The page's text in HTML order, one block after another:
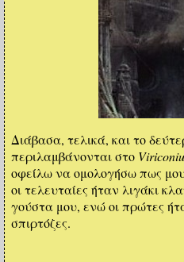
Διάβασα, τελικά, και το
περιλαμβάνονται στο
οφείλω να ομολογήσω πως
οι τελευταίες ήταν λιγάκι
γούστα μου, ενώ οι πρώτες
σπιρτόζες.